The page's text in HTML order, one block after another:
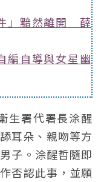
」黯然離開 薛
編自導與女星幽
生署代署長涂醒
耳朵、親吻等方
子。涂醒哲隨即
否認此事，並願